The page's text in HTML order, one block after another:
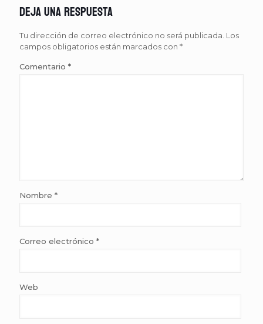
Deja una respuesta
Tu dirección de correo electrónico no será publicada. Los
campos obligatorios están marcados con *
Comentario *
Nombre *
Correo electrónico *
Web